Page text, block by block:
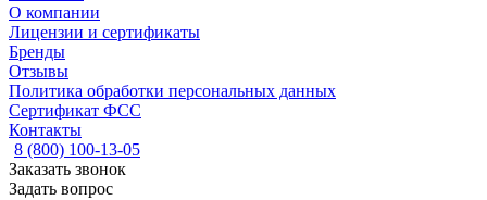
О компании
Лицензии и сертификаты
Бренды
Отзывы
Политика обработки персональных данных
Сертификат ФСС
Контакты
8 (800) 100-13-05
Заказать звонок
Задать вопрос